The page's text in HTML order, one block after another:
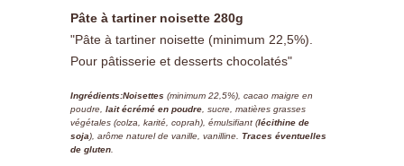
Pâte à tartiner noisette 280g
"Pâte à tartiner noisette (minimum 22,5%).
Pour pâtisserie et desserts chocolatés"
Ingrédients:Noisettes (minimum 22,5%), cacao maigre en
poudre, lait écrémé en poudre , sucre, matières grasses
végétales (colza, karité, coprah), émulsifiant (lécithine de
soja), arôme naturel de vanille, vanilline. Traces éventuelles
de gluten